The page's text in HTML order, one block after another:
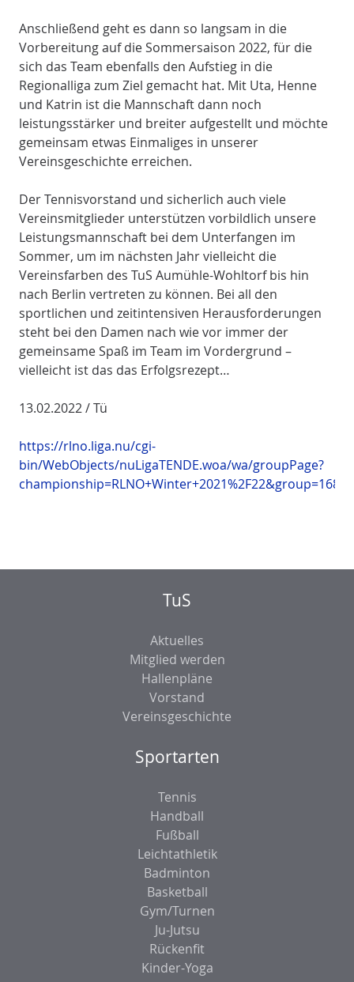
Anschließend geht es dann so langsam in die
Vorbereitung auf die Sommersaison 2022, für die
sich das Team ebenfalls den Aufstieg in die
Regionalliga zum Ziel gemacht hat. Mit Uta, Henne
und Katrin ist die Mannschaft dann noch
leistungsstärker und breiter aufgestellt und möchte
gemeinsam etwas Einmaliges in unserer
Vereinsgeschichte erreichen.
Der Tennisvorstand und sicherlich auch viele
Vereinsmitglieder unterstützen vorbildlich unsere
Leistungsmannschaft bei dem Unterfangen im
Sommer, um im nächsten Jahr vielleicht die
Vereinsfarben des TuS Aumühle-Wohltorf bis hin
nach Berlin vertreten zu können. Bei all den
sportlichen und zeitintensiven Herausforderungen
steht bei den Damen nach wie vor immer der
gemeinsame Spaß im Team im Vordergrund –
vielleicht ist das das Erfolgsrezept…
13.02.2022 / Tü
https://rlno.liga.nu/cgi-
bin/WebObjects/nuLigaTENDE.woa/wa/groupPage?
TuS
Aktuelles
Mitglied werden
Hallenpläne
Vorstand
Vereinsgeschichte
Sportarten
Tennis
Handball
Fußball
Leichtathletik
Badminton
Basketball
Gym/Turnen
Ju-Jutsu
Rückenfit
Kinder-Yoga